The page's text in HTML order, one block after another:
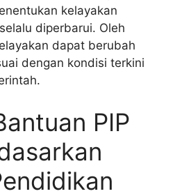
kelayakan
diperbarui. Oleh
dapat berubah
dengan kondisi terkini
PIP